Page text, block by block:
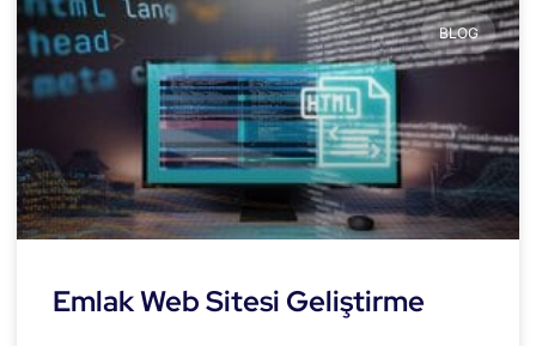
BLOG
Emlak Web Sitesi Geliştirme